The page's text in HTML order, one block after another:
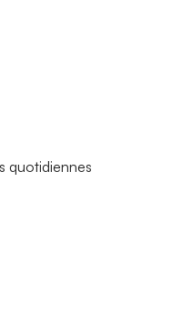
quotidiennes